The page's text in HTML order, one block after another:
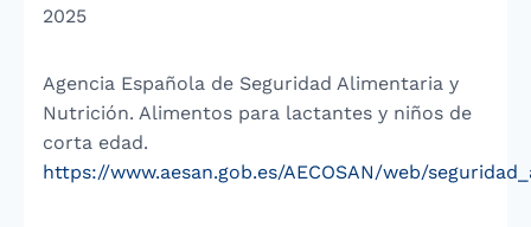
2025
Agencia Española de Seguridad Alimentaria y
Nutrición. Alimentos para lactantes y niños de
corta edad.
https://www.aesan.gob.es/AECOSAN/web/